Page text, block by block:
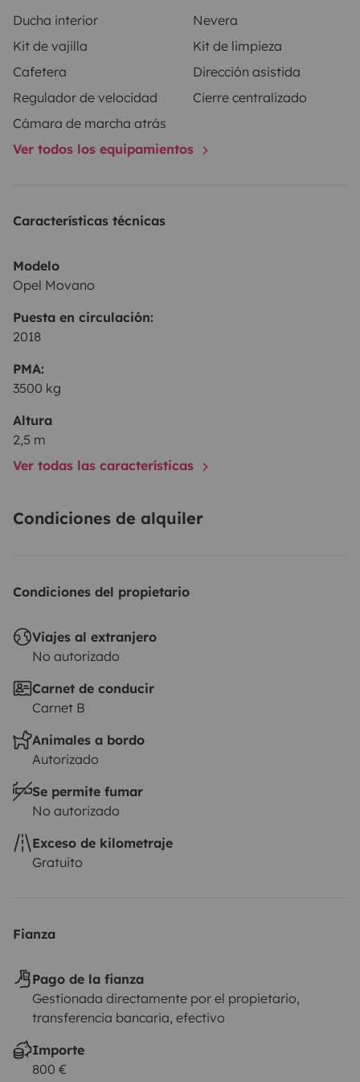
conectado incluso en los lugares más remotos con
Starlink(Internet satelital de alta velocidad) por
€/semana
Viaja con tu mejor amigo: Aceptamos
mascotas (consultar condiciones) con un suplemento
de limpieza de50 €
Ducha interior
Nevera
Kit de vajilla
Kit de limpieza
Cafetera
Dirección asistida
Regulador de velocidad
Cierre centralizado
Cámara de marcha atrás
Ver todos los equipamientos
Características técnicas
Modelo
Opel Movano
Puesta en circulación:
2018
PMA:
3500 kg
Altura
2,5 m
Ver todas las características
Condiciones de alquiler
Condiciones del propietario
Viajes al extranjero
No autorizado
Carnet de conducir
Carnet B
Animales a bordo
Autorizado
Se permite fumar
No autorizado
Exceso de kilometraje
Gratuito
Fianza
Pago de la fianza
Gestionada directamente por el propietario,
transferencia bancaria, efectivo
Importe
800 €